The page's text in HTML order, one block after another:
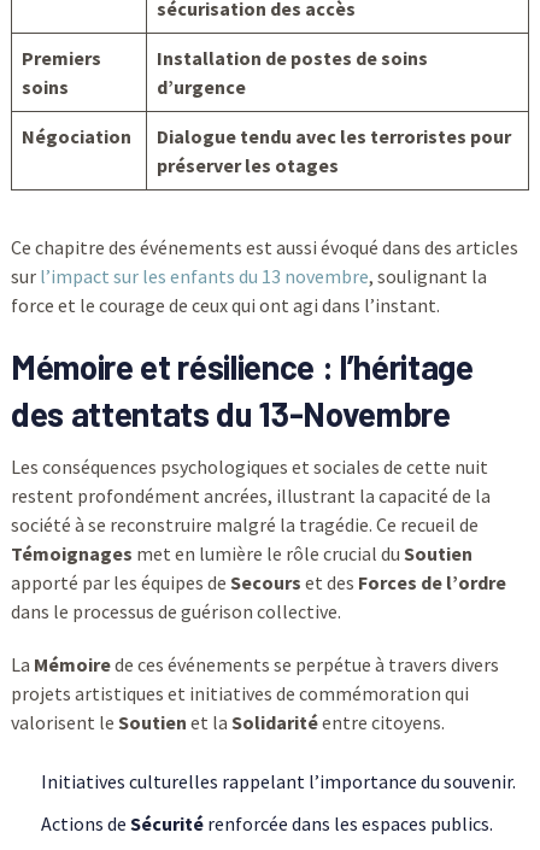
sécurisation des accès
Premiers
soins
Installation de postes de soins
d’urgence
Négociation
Dialogue tendu avec les terroristes pour
préserver les otages
Ce chapitre des événements est aussi évoqué dans des articles
sur l’impact sur les enfants du 13 novembre, soulignant la
force et le courage de ceux qui ont agi dans l’instant.
Mémoire et résilience : l’héritage
des attentats du 13-Novembre
Les conséquences psychologiques et sociales de cette nuit
restent profondément ancrées, illustrant la capacité de la
société à se reconstruire malgré la tragédie. Ce recueil de
Témoignages met en lumière le rôle crucial du Soutien
apporté par les équipes de Secours et des Forces de l’ordre
dans le processus de guérison collective.
La Mémoirede ces événements se perpétue à travers divers
projets artistiques et initiatives de commémoration qui
valorisent le Soutien et la Solidaritéentre citoyens.
Initiatives culturelles rappelant l’importance du souvenir.
Actions de Sécuritérenforcée dans les espaces publics.